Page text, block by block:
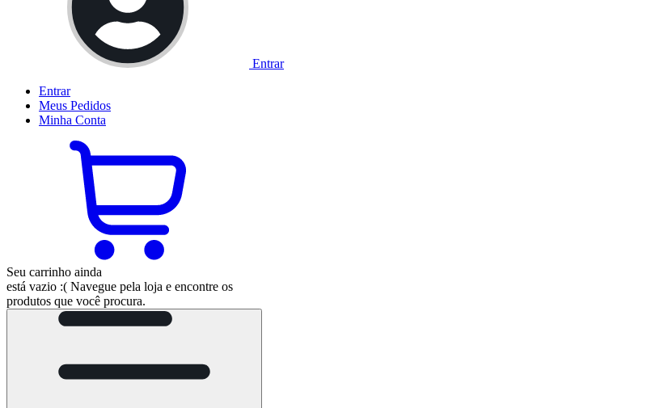
Entrar
Entrar
Meus Pedidos
Minha Conta
Seu carrinho ainda
está vazio :( Navegue pela loja e encontre os
produtos que você procura.